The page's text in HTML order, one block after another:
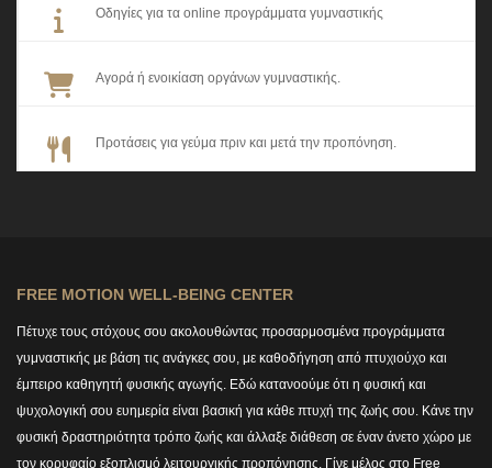
Οδηγίες για τα online προγράμματα γυμναστικής
Αγορά ή ενοικίαση οργάνων γυμναστικής.
Προτάσεις για γεύμα πριν και μετά την προπόνηση.
FREE MOTION WELL-BEING CENTER
Πέτυχε τους στόχους σου ακολουθώντας προσαρμοσμένα προγράμματα
γυμναστικής με βάση τις ανάγκες σου, με καθοδήγηση από πτυχιούχο και
έμπειρο καθηγητή φυσικής αγωγής. Εδώ κατανοούμε ότι η φυσική και
ψυχολογική σου ευημερία είναι βασική για κάθε πτυχή της ζωής σου. Κάνε την
φυσική δραστηριότητα τρόπο ζωής και άλλαξε διάθεση σε έναν άνετο χώρο με
τον κορυφαίο εξοπλισμό λειτουργικής προπόνησης. Γίνε μέλος στο Free